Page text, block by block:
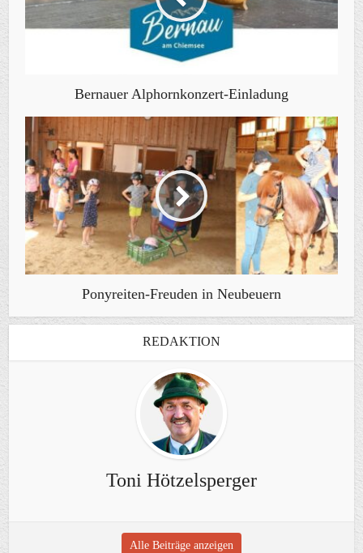
Bernauer Alphornkonzert-Einladung
Ponyreiten-Freuden in Neubeuern
REDAKTION
Toni Hötzelsperger
Alle Beiträge anzeigen